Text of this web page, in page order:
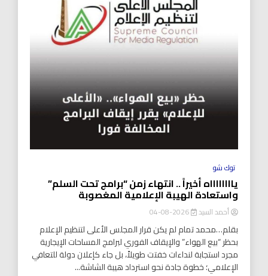
توك شو
يااااااااه أخيراً .. انتهاء زمن “برامج تحت السلم”
واستعادة الهيبة الإعلامية المغصوبة
أحمد السيد 2026-08-04
بقلم…محمد تمام لم يكن قرار المجلس الأعلى لتنظيم الإعلام
بحظر “بيع الهواء” والإيقاف الفوري لبرامج المساحات الإيجارية
مجرد استجابة لنداءات خفتت طويلاً، بل جاء كإعلان دولة للتعافي
الإعلامي؛ خطوة جادة نحو استرداد هيبة الشاشة...